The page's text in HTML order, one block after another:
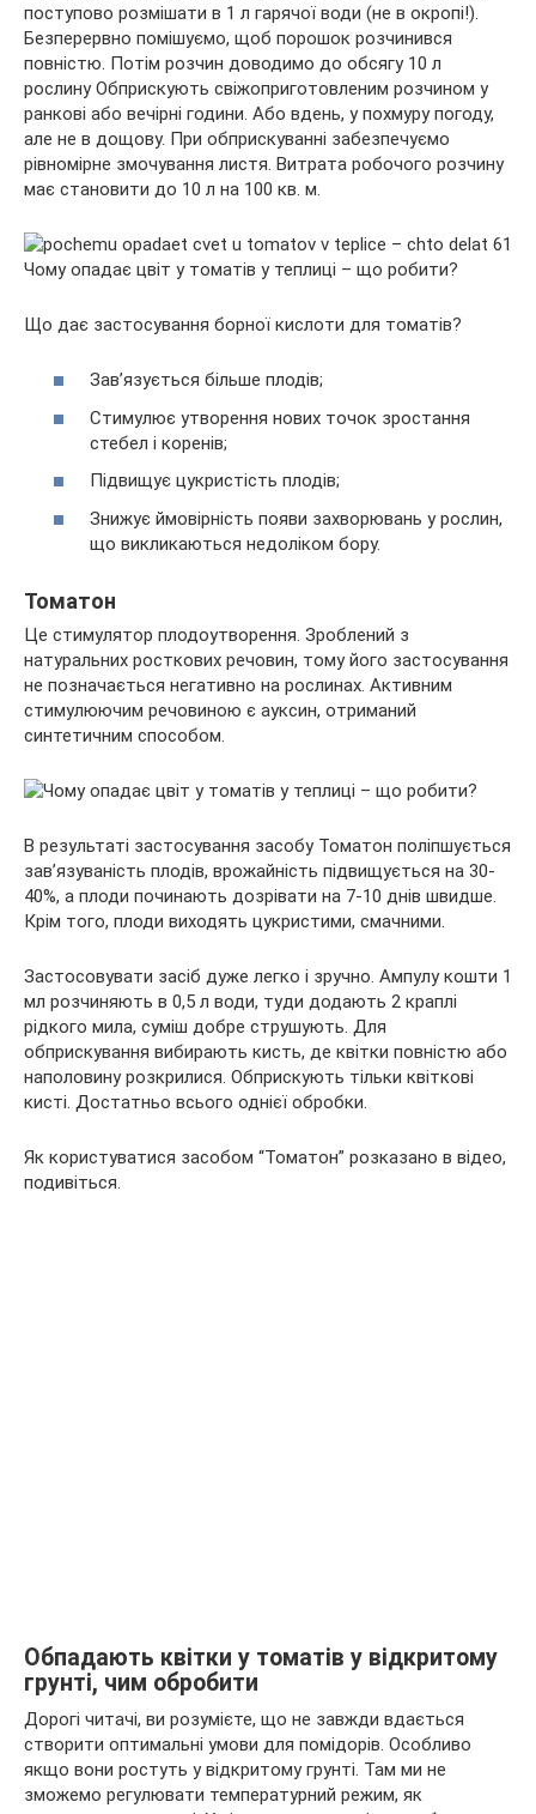
поступово розмішати в 1 л гарячої води (не в окропі!).
Безперервно помішуємо, щоб порошок розчинився
повністю. Потім розчин доводимо до обсягу 10 л
рослину Обприскують свіжоприготовленим розчином у
ранкові або вечірні години. Або вдень, у похмуру погоду,
але не в дощову. При обприскуванні забезпечуємо
рівномірне змочування листя. Витрата робочого розчину
має становити до 10 л на 100 кв. м.
Що дає застосування борної кислоти для томатів?
Зав’язується більше плодів;
Стимулює утворення нових точок зростання
стебел і коренів;
Підвищує цукристість плодів;
Знижує ймовірність появи захворювань у рослин,
що викликаються недоліком бору.
Томатон
Це стимулятор плодоутворення. Зроблений з
натуральних росткових речовин, тому його застосування
не позначається негативно на рослинах. Активним
стимулюючим речовиною є ауксин, отриманий
синтетичним способом.
В результаті застосування засобу Томатон поліпшується
зав’язуваність плодів, врожайність підвищується на 30-
40%, а плоди починають дозрівати на 7-10 днів швидше.
Крім того, плоди виходять цукристими, смачними.
Застосовувати засіб дуже легко і зручно. Ампулу кошти 1
мл розчиняють в 0,5 л води, туди додають 2 краплі
рідкого мила, суміш добре струшують. Для
обприскування вибирають кисть, де квітки повністю або
наполовину розкрилися. Обприскують тільки квіткові
кисті. Достатньо всього однієї обробки.
Як користуватися засобом “Томатон” розказано в відео,
подивіться.
Обпадають квітки у томатів у відкритому
грунті, чим обробити
Дорогі читачі, ви розумієте, що не завжди вдається
створити оптимальні умови для помідорів. Особливо
якщо вони ростуть у відкритому грунті. Там ми не
зможемо регулювати температурний режим, як